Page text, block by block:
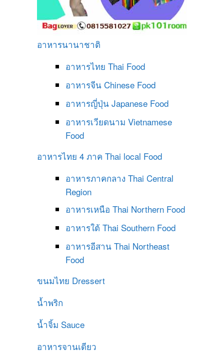
อาหารนานาชาติ
อาหารไทย Thai Food
อาหารจีน Chinese Food
อาหารญี่ปุ่น Japanese Food
อาหารเวียดนาม Vietnamese
Food
อาหารไทย 4 ภาค Thai local Food
อาหารภาคกลาง Thai Central
Region
อาหารเหนือ Thai Northern Food
อาหารใต้ Thai Southern Food
อาหารอีสาน Thai Northeast
Food
ขนมไทย Dressert
น้ำพริก
น้ำจิ้ม Sauce
อาหารจานเดียว